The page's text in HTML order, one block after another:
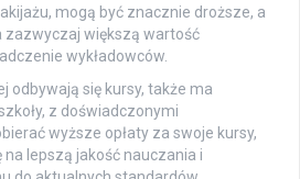
mogą być znacznie droższe, a
zazwyczaj większą wartość
wykładowców.
odbywają się kursy, także ma
z doświadczonymi
wyższe opłaty za swoje kursy,
na lepszą jakość nauczania i